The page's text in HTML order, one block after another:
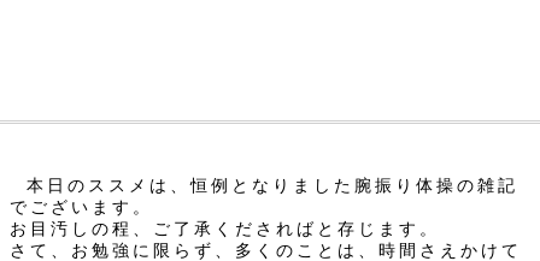
本日のススメは、恒例となりました腕振り体操の雑記
でございます。
お目汚しの程、ご了承くださればと存じます。
さて、お勉強に限らず、多くのことは、時間さえかけて